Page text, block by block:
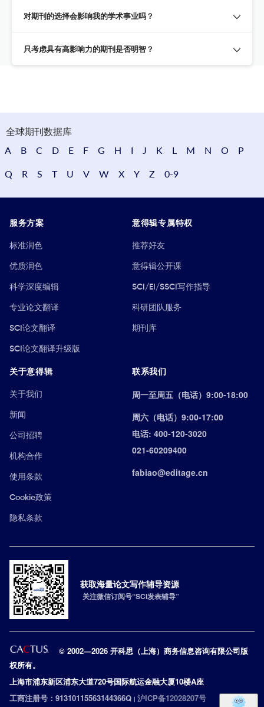
对期刊的选择会影响我的学术事业吗？
只考虑具有高影响力的期刊是否明智？
全球期刊数据库
A
B C D E F G H I J K L M N O P
Q R S T U V W X Y Z 0-9